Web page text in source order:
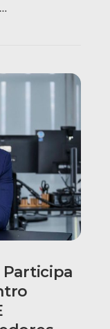
Participa